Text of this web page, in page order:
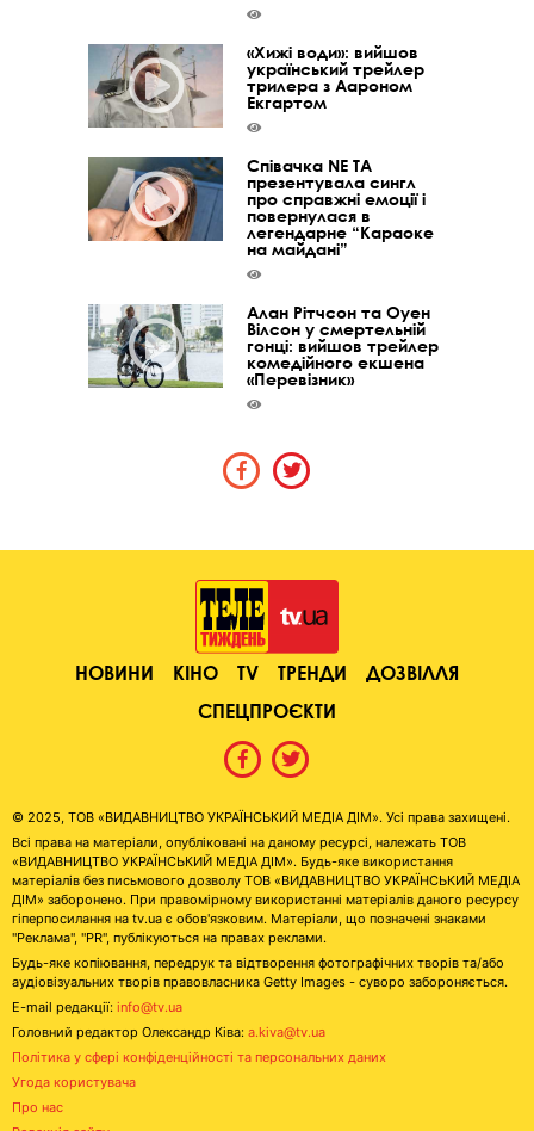
«Хижі води»: вийшов
український трейлер
трилера з Аароном
Екгартом
Співачка NE TA
презентувала сингл
про справжні емоції і
повернулася в
легендарне “Караоке
на майдані”
Алан Рітчсон та Оуен
Вілсон у смертельній
гонці: вийшов трейлер
комедійного екшена
«Перевізник»
НОВИНИ КІНО TV ТРЕНДИ
ДОЗВІЛЛЯ
СПЕЦПРОЄКТИ
© 2025, ТОВ «ВИДАВНИЦТВО УКРАЇНСЬКИЙ МЕДІА ДІМ». Усі права захищені.
Всі права на матеріали, опубліковані на даному ресурсі, належать ТОВ
«ВИДАВНИЦТВО УКРАЇНСЬКИЙ МЕДІА ДІМ». Будь-яке використання
матеріалів без письмового дозволу ТОВ «ВИДАВНИЦТВО УКРАЇНСЬКИЙ МЕДІА
ДІМ» заборонено. При правомірному використанні матеріалів даного ресурсу
гіперпосилання на tv.ua є обов'язковим. Матеріали, що позначені знаками
"Реклама", "PR", публікуються на правах реклами.
Будь-яке копіювання, передрук та відтворення фотографічних творів та/або
аудіовізуальних творів правовласника Getty Images - суворо забороняється.
E-mail редакції: info@tv.ua
Головний редактор Олександр Ківа: a.kiva@tv.ua
Політика у сфері конфіденційності та персональних даних
Угода користувача
Про нас